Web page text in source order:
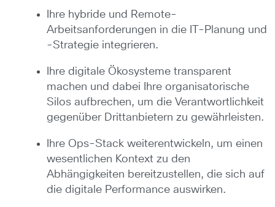
Ihre hybride und Remote-
Arbeitsanforderungen in die IT-Planung und
-Strategie integrieren.
Ihre digitale Ökosysteme transparent
machen und dabei Ihre organisatorische
Silos aufbrechen, um die Verantwortlichkeit
gegenüber Drittanbietern zu gewährleisten.
Ihre Ops-Stack weiterentwickeln, um einen
wesentlichen Kontext zu den
Abhängigkeiten bereitzustellen, die sich auf
die digitale Performance auswirken.